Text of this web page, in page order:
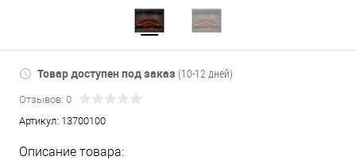
Товар доступен под заказ (10-12 дней)
Отзывов: 0
Артикул: 13700100
Описание товара: